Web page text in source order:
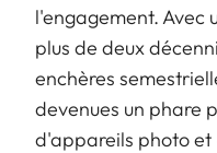
l'engagement. Avec
plus de deux
enchères
devenues un phare
d'appareils photo et